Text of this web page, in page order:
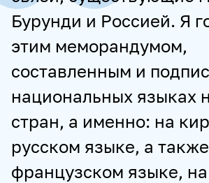
Бурунди и Россией. Я
этим меморандумом,
составленным и
национальных языках
стран, а именно: на
русском языке, а
французском языке,